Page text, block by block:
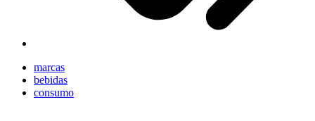
marcas
bebidas
consumo